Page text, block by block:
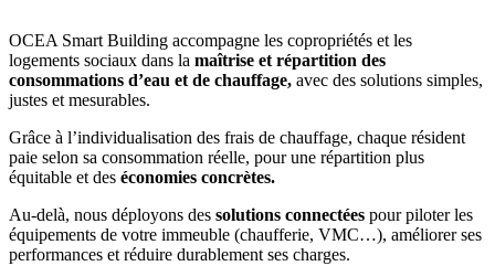
OCEA Smart Building accompagne les copropriétés et les
logements sociaux dans la maîtrise et répartition des
consommations d’eau et de chauffage, avec des solutions simples,
justes et mesurables.
Grâce à l’individualisation des frais de chauffage, chaque résident
paie selon sa consommation réelle, pour une répartition plus
équitable et des économies concrètes.
Au-delà, nous déployons des solutions connectées pour piloter les
équipements de votre immeuble (chaufferie, VMC…), améliorer ses
performances et réduire durablement ses charges.